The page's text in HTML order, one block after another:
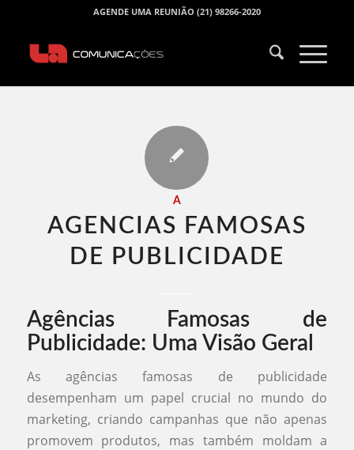
AGENDE UMA REUNIÃO (21) 98266-2020
A
AGENCIAS FAMOSAS
DE PUBLICIDADE​
Agências Famosas de
Publicidade: Uma Visão Geral
As agências famosas de publicidade
desempenham um papel crucial no mundo do
marketing, criando campanhas que não apenas
promovem produtos, mas também moldam a